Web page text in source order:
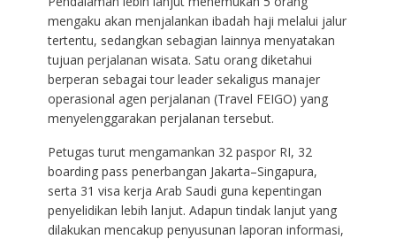
mengaku akan menjalankan ibadah haji melalui jalur
tertentu, sedangkan sebagian lainnya menyatakan
tujuan perjalanan wisata. Satu orang diketahui
berperan sebagai tour leader sekaligus manajer
operasional agen perjalanan (Travel FEIGO) yang
menyelenggarakan perjalanan tersebut.
Petugas turut mengamankan 32 paspor RI, 32
boarding pass penerbangan Jakarta–Singapura,
serta 31 visa kerja Arab Saudi guna kepentingan
penyelidikan lebih lanjut. Adapun tindak lanjut yang
dilakukan mencakup penyusunan laporan informasi,